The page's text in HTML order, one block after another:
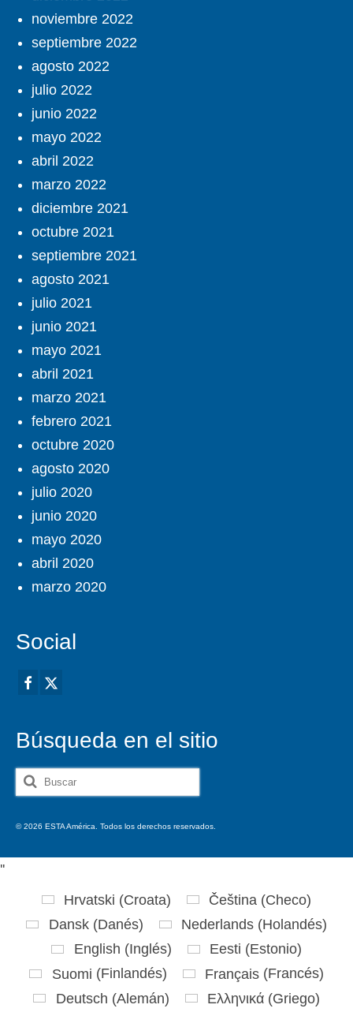
noviembre 2022
septiembre 2022
agosto 2022
julio 2022
junio 2022
mayo 2022
abril 2022
marzo 2022
diciembre 2021
octubre 2021
septiembre 2021
agosto 2021
julio 2021
junio 2021
mayo 2021
abril 2021
marzo 2021
febrero 2021
octubre 2020
agosto 2020
julio 2020
junio 2020
mayo 2020
abril 2020
marzo 2020
Social
Búsqueda en el sitio
Buscar
por:
© 2026 ESTA América. Todos los derechos reservados.
''
Hrvatski (Croata) Čeština (Checo)
Dansk(Danés) Nederlands(Holandés)
English (Inglés) Eesti (Estonio)
Suomi (Finlandés) Français(Francés)
Deutsch (Alemán) Ελληνικά(Griego)